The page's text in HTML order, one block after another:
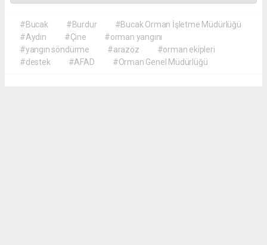
#Bucak #Burdur
#Bucak Orman İşletme Müdürlüğü
#Aydın
#Çine
#orman yangını
#yangın söndürme
#arazöz
#orman ekipleri
#destek
#AFAD #Orman Genel Müdürlüğü